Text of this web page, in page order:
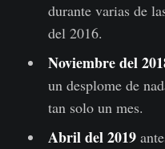
durante varias de
del 2016.
Noviembre del
un desplome de
tan solo un mes.
Abril del 2019